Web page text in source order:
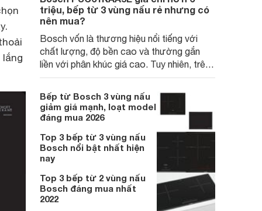
triệu, bếp từ 3 vùng nấu rẻ nhưng có
nên mua?
Bosch vốn là thương hiệu nổi tiếng với
chất lượng, độ bền cao và thường gắn
liền với phân khúc giá cao. Tuy nhiên, trên
thị trường hiện nay, mẫu bếp từ Bosch 3
vùng nấu PUC61KAA5E lại đang được
nhiều đơn vị phân phối với mức giá khá dễ
tiếp cận, thu hút sự quan tâm của nhiều
Bếp từ Bosch 3 vùng nấu
giảm giá mạnh, loạt model
đáng mua 2026
Top 3 bếp từ 3 vùng nấu
Bosch nổi bật nhất hiện
nay
Top 3 bếp từ 2 vùng nấu
Bosch đáng mua nhất
2022